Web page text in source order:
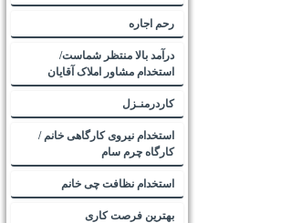
رحم اجاره
درآمد بالا منتظر شماست/
استخدام مشاور املاک آقایان
کاردرمنـزل
استخدام نیروی کارگاهی خانم /
کارگاه چرم سام
استخدام نظافت چی خانم
بهترین فرصت کاری